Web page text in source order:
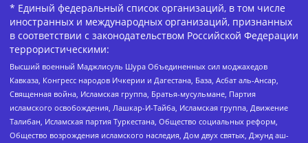
* Единый федеральный список организаций, в том числе
иностранных и международных организаций, признанных
в соответствии с законодательством Российской Федерации
террористическими:
Высший военный Маджлисуль Шура Объединенных сил моджахедов
Кавказа, Конгресс народов Ичкерии и Дагестана, База, Асбат аль-Ансар,
Священная война, Исламская группа, Братья-мусульмане, Партия
исламского освобождения, Лашкар-И-Тайба, Исламская группа, Движение
Талибан, Исламская партия Туркестана, Общество социальных реформ,
Общество возрождения исламского наследия, Дом двух святых, Джунд аш-